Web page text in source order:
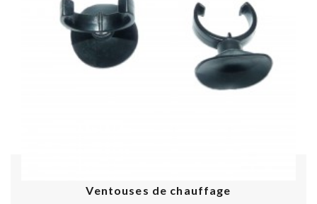
Ventouses de chauffage